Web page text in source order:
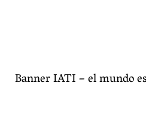
Banner IATI – el mundo